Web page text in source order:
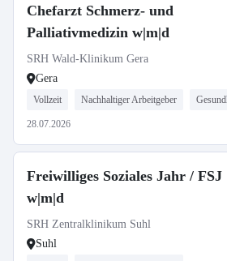
Chefarzt Schmerz- und
Palliativmedizin w|m|d
SRH Wald-Klinikum Gera
Gera
Vollzeit Nachhaltiger Arbeitgeber
28.07.2026
Freiwilliges Soziales Jahr / FSJ
w|m|d
SRH Zentralklinikum Suhl
Suhl